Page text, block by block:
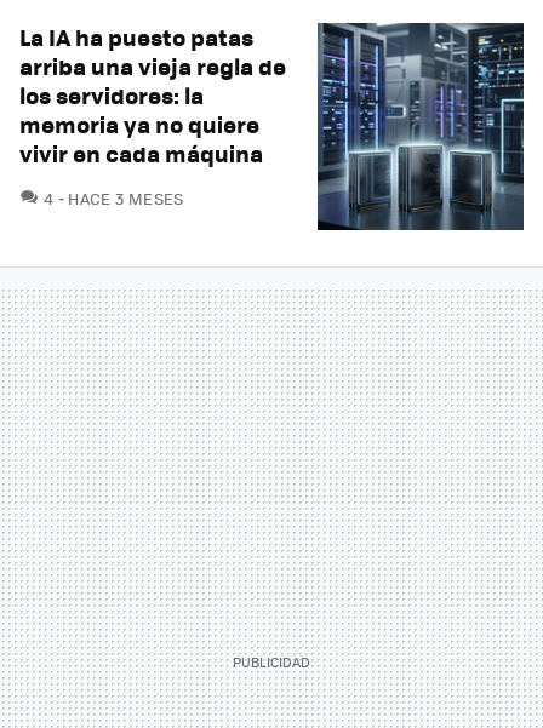
La IA ha puesto patas
arriba una vieja regla de
los servidores: la
memoria ya no quiere
vivir en cada máquina
4 COMENTARIOS
HACE 3 MESES